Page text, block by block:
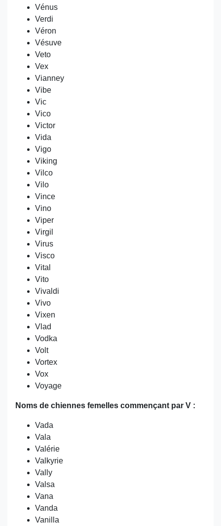
Vénus
Verdi
Véron
Vésuve
Veto
Vex
Vianney
Vibe
Vic
Vico
Victor
Vida
Vigo
Viking
Vilco
Vilo
Vince
Vino
Viper
Virgil
Virus
Visco
Vital
Vito
Vivaldi
Vivo
Vixen
Vlad
Vodka
Volt
Vortex
Vox
Voyage
Noms de chiennes femelles commençant par V :
Vada
Vala
Valérie
Valkyrie
Vally
Valsa
Vana
Vanda
Vanilla